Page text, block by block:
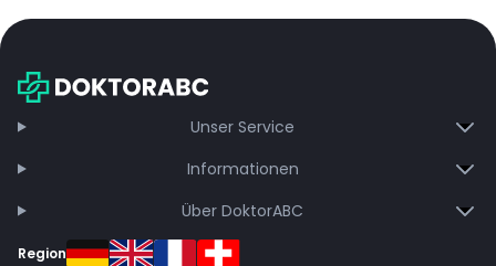
Unser Service
Informationen
Über DoktorABC
Region